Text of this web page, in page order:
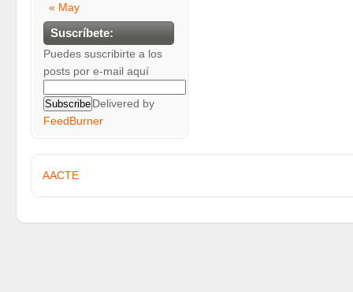
« May
Suscríbete:
Puedes suscribirte a los
posts por e-mail aquí
Delivered by
FeedBurner
AACTE